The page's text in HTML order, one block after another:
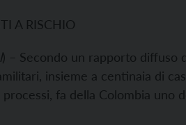
A RISCHIO
) – Secondo un rapporto diffuso
insieme a centinaia di
processi, fa della Colombia